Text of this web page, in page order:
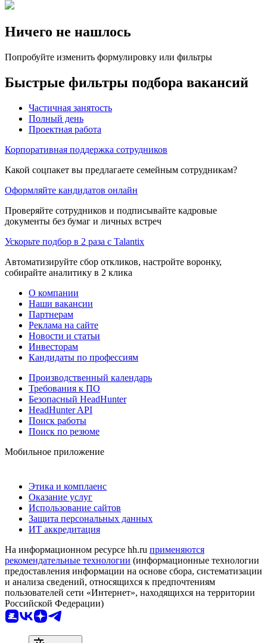
Ничего не нашлось
Попробуйте изменить формулировку или фильтры
Быстрые фильтры подбора вакансий
Частичная занятость
Полный день
Проектная работа
Корпоративная поддержка сотрудников
Какой соцпакет вы предлагаете семейным сотрудникам?
Оформляйте кандидатов онлайн
Проверяйте сотрудников и подписывайте кадровые
документы без бумаг и личных встреч
Ускорьте подбор в 2 раза с Talantix
Автоматизируйте сбор откликов, настройте воронку,
собирайте аналитику в 2 клика
О компании
Наши вакансии
Партнерам
Реклама на сайте
Новости и статьи
Инвесторам
Кандидаты по профессиям
Производственный календарь
Требования к ПО
Безопасный HeadHunter
HeadHunter API
Поиск работы
Поиск по резюме
Мобильное приложение
Этика и комплаенс
Оказание услуг
Использование сайтов
Защита персональных данных
ИТ аккредитация
На информационном ресурсе hh.ru применяются
рекомендательные технологии (информационные технологии
предоставления информации на основе сбора, систематизации
и анализа сведений, относящихся к предпочтениям
пользователей сети «Интернет», находящихся на территории
Российской Федерации)